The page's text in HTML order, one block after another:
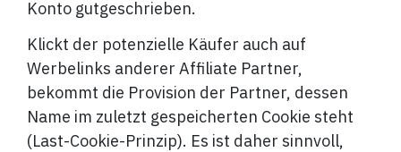
Konto gutgeschrieben.
Klickt der potenzielle Käufer auch auf
Werbelinks anderer Affiliate Partner,
bekommt die Provision der Partner, dessen
Name im zuletzt gespeicherten Cookie steht
(Last-Cookie-Prinzip). Es ist daher sinnvoll,